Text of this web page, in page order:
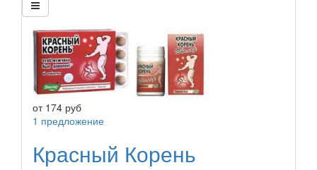
от 174 руб
1 предложение
Красный Корень